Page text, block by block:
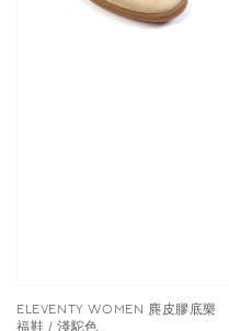
ELEVENTY WOMEN 麂皮膠底樂
福鞋 / 淺駝色